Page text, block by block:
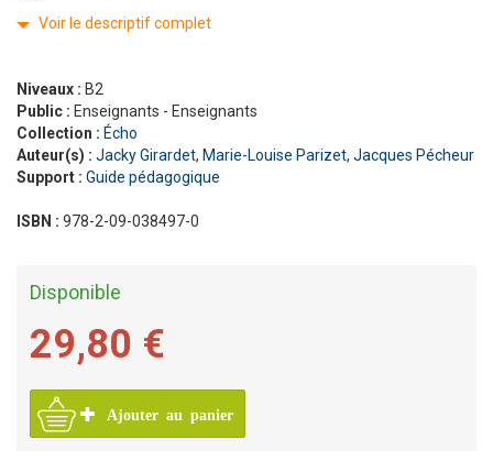
Voir le descriptif complet
Niveaux : B2
Public : Enseignants - Enseignants
Collection : Écho
Auteur(s) : Jacky Girardet, Marie-Louise Parizet, Jacques Pécheur
Support : Guide pédagogique
ISBN : 978-2-09-038497-0
Disponible
29,80 €
Ajouter au panier